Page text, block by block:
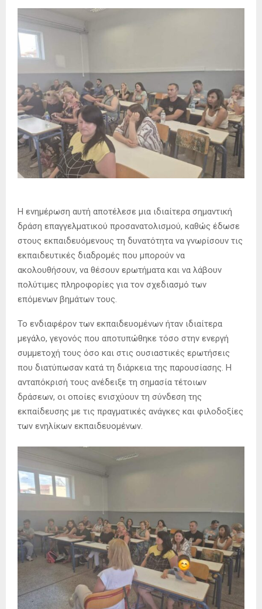
Η ενημέρωση αυτή αποτέλεσε μια ιδιαίτερα σημαντική
δράση επαγγελματικού προσανατολισμού, καθώς έδωσε
στους εκπαιδευόμενους τη δυνατότητα να γνωρίσουν τις
εκπαιδευτικές διαδρομές που μπορούν να
ακολουθήσουν, να θέσουν ερωτήματα και να λάβουν
πολύτιμες πληροφορίες για τον σχεδιασμό των
επόμενων βημάτων τους.
Το ενδιαφέρον των εκπαιδευομένων ήταν ιδιαίτερα
μεγάλο, γεγονός που αποτυπώθηκε τόσο στην ενεργή
συμμετοχή τους όσο και στις ουσιαστικές ερωτήσεις
που διατύπωσαν κατά τη διάρκεια της παρουσίασης. Η
ανταπόκρισή τους ανέδειξε τη σημασία τέτοιων
δράσεων, οι οποίες ενισχύουν τη σύνδεση της
εκπαίδευσης με τις πραγματικές ανάγκες και φιλοδοξίες
των ενηλίκων εκπαιδευομένων.